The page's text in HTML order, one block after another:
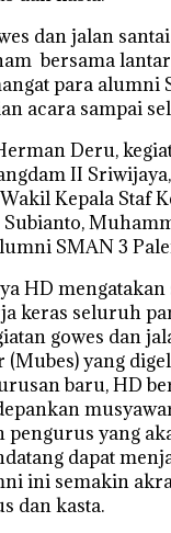
dan jalan
bersama
para alumni
acara sampai
Deru,
II
Kepala Staf
SMAN 3
HD mengatakan
keras seluruh
gowes dan
(Mubes) yang
baru, HD
pengurus yang
dapat
ini semakin
dan kasta.